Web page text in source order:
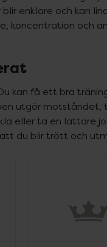
enklare och kan
koncentration och
kan få ett bra
utgör motståndet,
eller ta en lättare
du blir trött och